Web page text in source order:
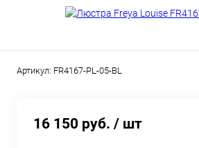
Артикул: FR4167-PL-05-BL
16 150 руб. / шт